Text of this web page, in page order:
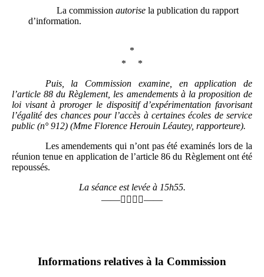
La commission autorise la publication du rapport
d’information.
*
* *
Puis, la Commission examine, en application de
l’article 88 du Règlement, les amendements à la proposition de
loi visant à proroger le dispositif d’expérimentation favorisant
l’égalité des chances pour l’accès à certaines écoles de service
public (n° 912) (Mme Florence Herouin Léautey, rapporteure).
Les amendements qui n’ont pas été examinés lors de la
réunion tenue en application de l’article 86 du Règlement ont été
repoussés.
La séance est levée à 15h55.
————
Informations relatives à la Commission